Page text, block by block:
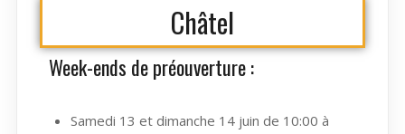
Châtel
Week-ends de préouverture :
Samedi 13 et dimanche 14 juin de 10:00 à